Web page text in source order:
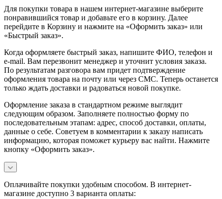
Для покупки товара в нашем интернет-магазине выберите
понравившийся товар и добавьте его в корзину. Далее
перейдите в Корзину и нажмите на «Оформить заказ» или
«Быстрый заказ».
Когда оформляете быстрый заказ, напишите ФИО, телефон и
e-mail. Вам перезвонит менеджер и уточнит условия заказа.
По результатам разговора вам придет подтверждение
оформления товара на почту или через СМС. Теперь останется
только ждать доставки и радоваться новой покупке.
Оформление заказа в стандартном режиме выглядит
следующим образом. Заполняете полностью форму по
последовательным этапам: адрес, способ доставки, оплаты,
данные о себе. Советуем в комментарии к заказу написать
информацию, которая поможет курьеру вас найти. Нажмите
кнопку «Оформить заказ».
Оплачивайте покупки удобным способом. В интернет-
магазине доступно 3 варианта оплаты: